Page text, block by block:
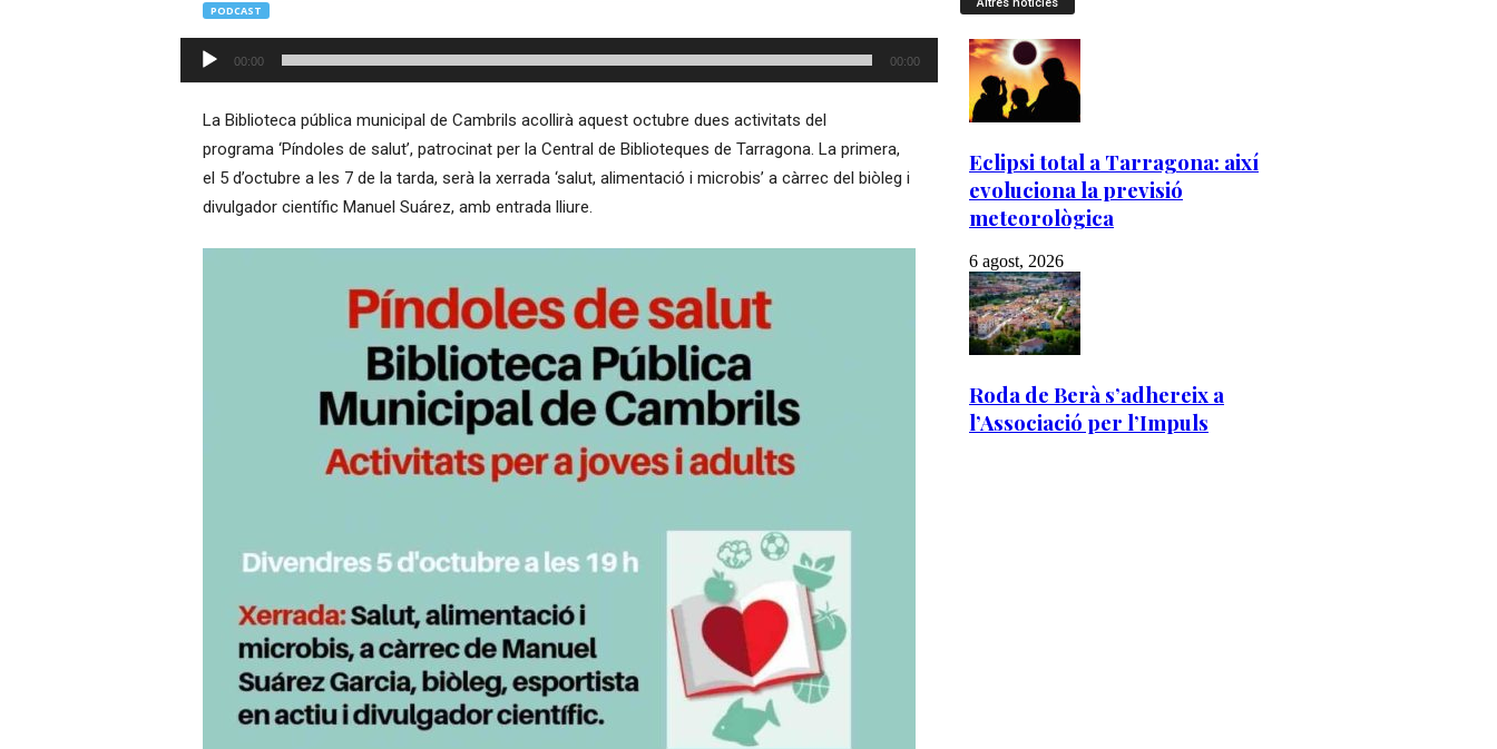
R
PODCAST
Reproductor
d'àudio
00:00 00:00
La Biblioteca pública municipal de Cambrils acollirà aquest octubre dues activitats del
programa ‘Píndoles de salut’, patrocinat per la Central de Biblioteques de Tarragona. La primera,
el 5 d’octubre a les 7 de la tarda, serà la xerrada ‘salut, alimentació i microbis’ a càrrec del biòleg i
divulgador científic Manuel Suárez, amb entrada lliure.